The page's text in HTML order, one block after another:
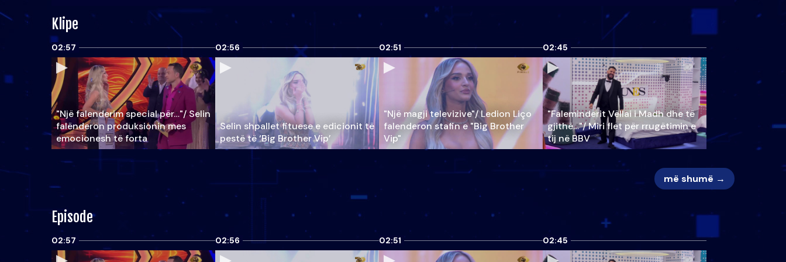
Klipe
02:57
"Një falenderim special për…"/ Selin
falënderon produksionin mes
emocionesh të forta
02:56
Selin shpallet fituese e edicionit të
pestë të ‘Big Brother Vip’
02:51
"Një magji televizive"/ Ledion Liço
falenderon stafin e "Big Brother
Vip"
02:45
"Faleminderit Vëllai i Madh dhe të
gjithë…"/ Miri flet për rrugëtimin e
tij në BBV
më shumë →
Episode
02:57 02:56 02:51 02:45